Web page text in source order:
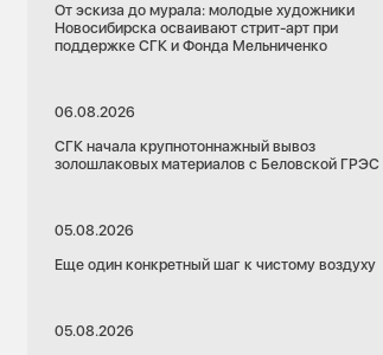
От эскиза до мурала: молодые художники
Новосибирска осваивают стрит-арт при
поддержке СГК и Фонда Мельниченко
06.08.2026
СГК начала крупнотоннажный вывоз
золошлаковых материалов с Беловской ГРЭС
05.08.2026
Еще один конкретный шаг к чистому воздуху
05.08.2026